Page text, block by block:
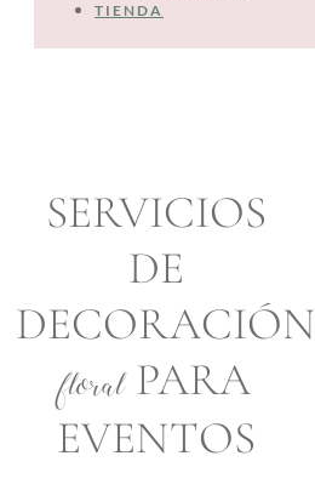
TIENDA
SERVICIOS
DE
DECORACIÓN
floralPARA
EVENTOS